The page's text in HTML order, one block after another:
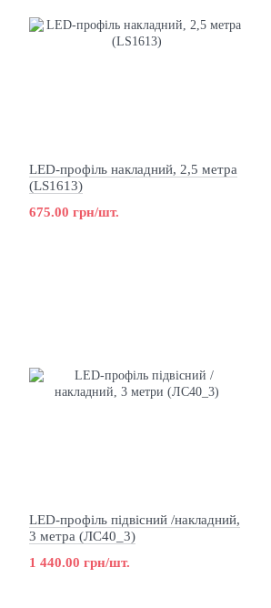
LED-профіль накладний, 2,5 метра
(LS1613)
675.00 грн/шт.
LED-профіль підвісний /накладний,
3 метра (ЛС40_3)
1 440.00 грн/шт.